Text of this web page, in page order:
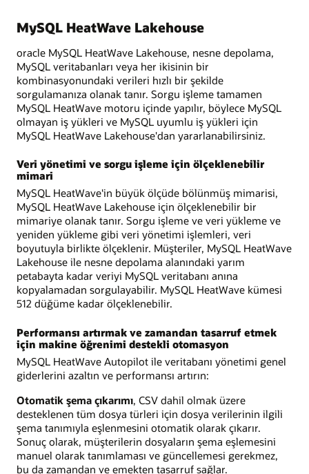
MySQL HeatWave Lakehouse
oracle MySQL HeatWave Lakehouse, nesne depolama,
MySQL veritabanları veya her ikisinin bir
kombinasyonundaki verileri hızlı bir şekilde
sorgulamanıza olanak tanır. Sorgu işleme tamamen
MySQL HeatWave motoru içinde yapılır, böylece MySQL
olmayan iş yükleri ve MySQL uyumlu iş yükleri için
MySQL HeatWave Lakehouse'dan yararlanabilirsiniz.
Veri yönetimi ve sorgu işleme için ölçeklenebilir
mimari
MySQL HeatWave'in büyük ölçüde bölünmüş mimarisi,
MySQL HeatWave Lakehouse için ölçeklenebilir bir
mimariye olanak tanır. Sorgu işleme ve veri yükleme ve
yeniden yükleme gibi veri yönetimi işlemleri, veri
boyutuyla birlikte ölçeklenir. Müşteriler, MySQL HeatWave
Lakehouse ile nesne depolama alanındaki yarım
petabayta kadar veriyi MySQL veritabanı anına
kopyalamadan sorgulayabilir. MySQL HeatWave kümesi
512 düğüme kadar ölçeklenebilir.
Performansı artırmak ve zamandan tasarruf etmek
için makine öğrenimi destekli otomasyon
MySQL HeatWave Autopilot ile veritabanı yönetimi genel
giderlerini azaltın ve performansı artırın:
Otomatik şema çıkarımı, CSV dahil olmak üzere
desteklenen tüm dosya türleri için dosya verilerinin ilgili
şema tanımıyla eşlenmesini otomatik olarak çıkarır.
Sonuç olarak, müşterilerin dosyaların şema eşlemesini
manuel olarak tanımlaması ve güncellemesi gerekmez,
bu da zamandan ve emekten tasarruf sağlar.